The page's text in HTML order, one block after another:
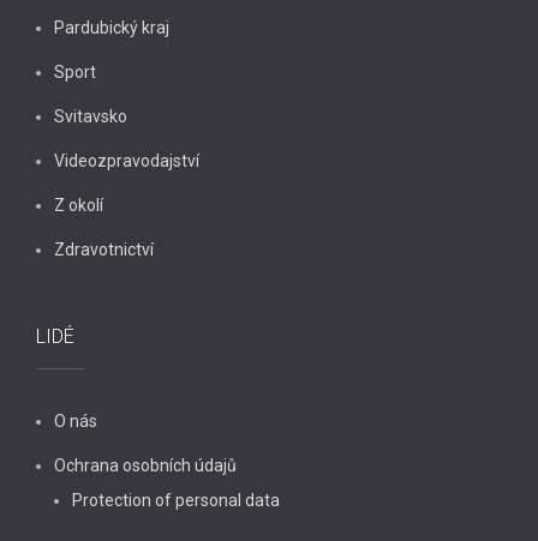
Pardubický kraj
Sport
Svitavsko
Videozpravodajství
Z okolí
Zdravotnictví
LIDÉ
O nás
Ochrana osobních údajů
Protection of personal data